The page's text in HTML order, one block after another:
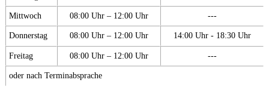
Mittwoch 08:00 Uhr – 12:00 Uhr ---
Donnerstag 08:00 Uhr – 12:00 Uhr 14:00 Uhr - 18:30 Uhr
Freitag 08:00 Uhr – 12:00 Uhr ---
oder nach Terminabsprache